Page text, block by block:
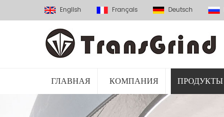
English Français Deutsch
ГЛАВНАЯ КОМПАНИЯ ПРОДУКТЫ